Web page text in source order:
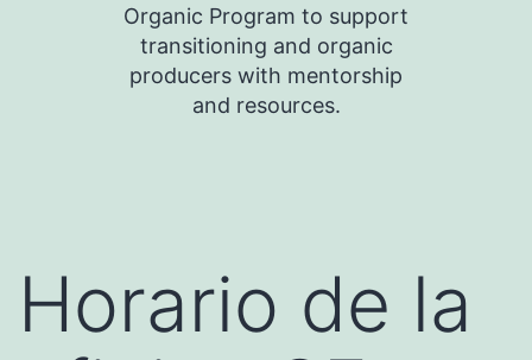
Organic Program to support
transitioning and organic
producers with mentorship
and resources.
Horario de la